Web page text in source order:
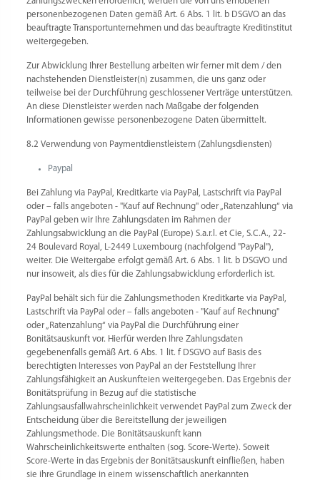
personenbezogenen Daten gemäß Art. 6 Abs. 1 lit. b DSGVO an das
beauftragte Transportunternehmen und das beauftragte Kreditinstitut
weitergegeben.
Zur Abwicklung Ihrer Bestellung arbeiten wir ferner mit dem / den
nachstehenden Dienstleister(n) zusammen, die uns ganz oder
teilweise bei der Durchführung geschlossener Verträge unterstützen.
An diese Dienstleister werden nach Maßgabe der folgenden
Informationen gewisse personenbezogene Daten übermittelt.
8.2 Verwendung von Paymentdienstleistern (Zahlungsdiensten)
Paypal
Bei Zahlung via PayPal, Kreditkarte via PayPal, Lastschrift via PayPal
oder – falls angeboten - "Kauf auf Rechnung" oder „Ratenzahlung“ via
PayPal geben wir Ihre Zahlungsdaten im Rahmen der
Zahlungsabwicklung an die PayPal (Europe) S.a.r.l. et Cie, S.C.A., 22-
24 Boulevard Royal, L-2449 Luxembourg (nachfolgend "PayPal"),
weiter. Die Weitergabe erfolgt gemäß Art. 6 Abs. 1 lit. b DSGVO und
nur insoweit, als dies für die Zahlungsabwicklung erforderlich ist.
PayPal behält sich für die Zahlungsmethoden Kreditkarte via PayPal,
Lastschrift via PayPal oder – falls angeboten - "Kauf auf Rechnung"
oder „Ratenzahlung“ via PayPal die Durchführung einer
Bonitätsauskunft vor. Hierfür werden Ihre Zahlungsdaten
gegebenenfalls gemäß Art. 6 Abs. 1 lit. f DSGVO auf Basis des
berechtigten Interesses von PayPal an der Feststellung Ihrer
Zahlungsfähigkeit an Auskunfteien weitergegeben. Das Ergebnis der
Bonitätsprüfung in Bezug auf die statistische
Zahlungsausfallwahrscheinlichkeit verwendet PayPal zum Zweck der
Entscheidung über die Bereitstellung der jeweiligen
Zahlungsmethode. Die Bonitätsauskunft kann
Wahrscheinlichkeitswerte enthalten (sog. Score-Werte). Soweit
Score-Werte in das Ergebnis der Bonitätsauskunft einfließen, haben
sie ihre Grundlage in einem wissenschaftlich anerkannten